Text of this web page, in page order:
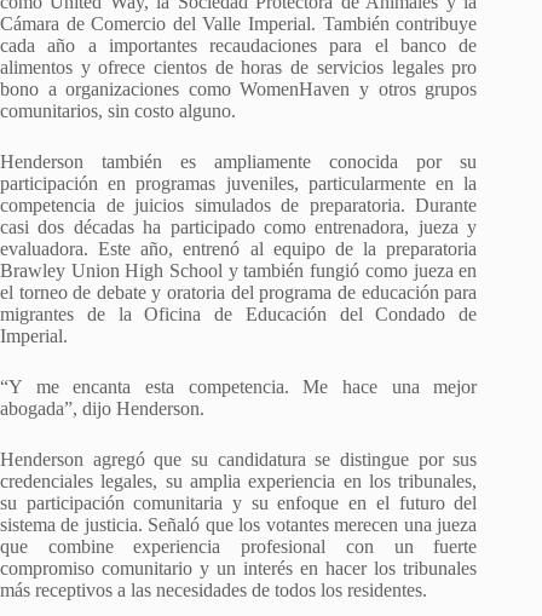
Cámara de Comercio del Valle Imperial. También contribuye
cada año a importantes recaudaciones para el banco de
alimentos y ofrece cientos de horas de servicios legales pro
bono a organizaciones como WomenHaven y otros grupos
comunitarios, sin costo alguno.
Henderson también es ampliamente conocida por su
participación en programas juveniles, particularmente en la
competencia de juicios simulados de preparatoria. Durante
casi dos décadas ha participado como entrenadora, jueza y
evaluadora. Este año, entrenó al equipo de la preparatoria
Brawley Union High School y también fungió como jueza en
el torneo de debate y oratoria del programa de educación para
migrantes de la Oficina de Educación del Condado de
Imperial.
“Y me encanta esta competencia. Me hace una mejor
abogada”, dijo Henderson.
Henderson agregó que su candidatura se distingue por sus
credenciales legales, su amplia experiencia en los tribunales,
su participación comunitaria y su enfoque en el futuro del
sistema de justicia. Señaló que los votantes merecen una jueza
que combine experiencia profesional con un fuerte
compromiso comunitario y un interés en hacer los tribunales
más receptivos a las necesidades de todos los residentes.